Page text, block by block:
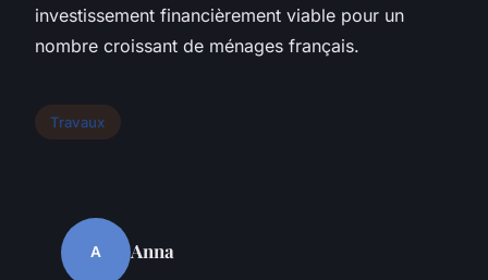
investissement financièrement viable pour un
nombre croissant de ménages français.
Travaux
A Anna